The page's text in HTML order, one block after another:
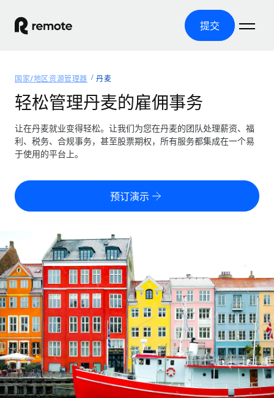
提交
产品
全球招聘
全球薪资管理
轻松运行合规薪资
零实体成本实现全球扩张
全球合规聘用合同工
合同工管理
全球合同工入职与管理
PEO
外包复杂雇佣任务
基础设施
Remote Embedded
将人力资源无缝融入工作流程
覆盖全球
美国各州浏览器
Remote 无惧对比
了解我们的竞争优势
成长阶段
初创企业
为成长型企业量身打造的全球敏捷型人力资源与薪资解决方案
中型市场
通过定制化人力资源解决方案扩展团队
资源
工具与计算器
误分类风险计算工具
员工成本计算器
计算任何国家的员工总成本
合同工薪酬结算计算器
探索全球合同工的结算货币选项与结算速度
通过 REMOTE 学习
研究与指引
案例研究
定价
中文（简体）
English
Nederlands
Français
Deutsch
Español
登录
国家/地区资源管理器 丹麦
轻松管理丹麦的雇佣事务
让在丹麦就业变得轻松。让我们为您在丹麦的团队处理薪资、福
利、税务、合规事务，甚至股票期权，所有服务都集成在一个易
于使用的平台上。
预订演示